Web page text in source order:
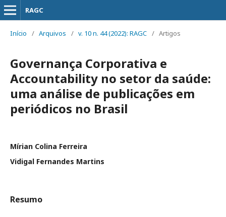
RAGC
Início / Arquivos / v. 10 n. 44 (2022): RAGC / Artigos
Governança Corporativa e
Accountability no setor da saúde:
uma análise de publicações em
periódicos no Brasil
Mírian Colina Ferreira
Vidigal Fernandes Martins
Resumo